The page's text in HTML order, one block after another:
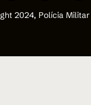
2024, Polícia Militar